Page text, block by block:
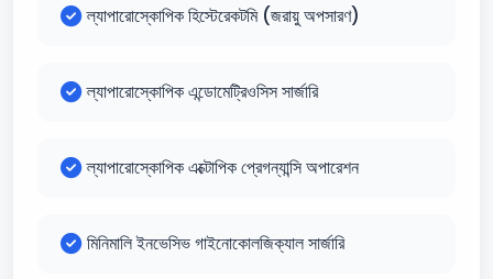
ল্যাপারোস্কোপিক হিস্টেরেকটমি (জরায়ু অপসারণ)
ল্যাপারোস্কোপিক এন্ডোমেট্রিওসিস সার্জারি
ল্যাপারোস্কোপিক এক্টোপিক প্রেগন্যান্সি অপারেশন
মিনিমালি ইনভেসিভ গাইনোকোলজিক্যাল সার্জারি